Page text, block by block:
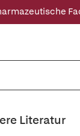
Literatur